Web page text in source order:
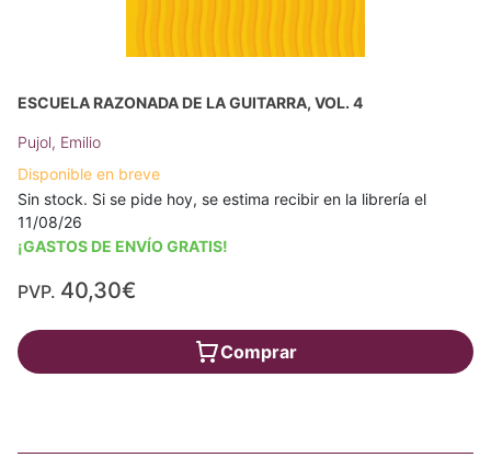
ESCUELA RAZONADA DE LA GUITARRA, VOL. 4
Pujol, Emilio
Disponible en breve
Sin stock. Si se pide hoy, se estima recibir en la librería el
11/08/26
¡GASTOS DE ENVÍO GRATIS!
PVP. 40,30€
Comprar